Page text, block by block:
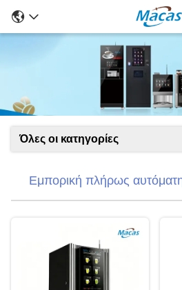
Όλες οι κατηγορίες
Εμπορική πλήρως